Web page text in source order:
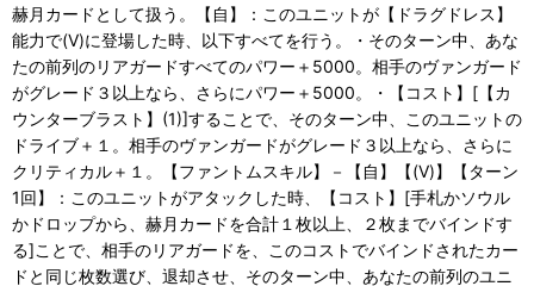
赫月カードとして扱う。【自】：このユニットが【ドラグドレス】
能力で(V)に登場した時、以下すべてを行う。・そのターン中、あな
たの前列のリアガードすべてのパワー＋5000。相手のヴァンガード
がグレード３以上なら、さらにパワー＋5000。・【コスト】[【カ
ウンターブラスト】(1)]することで、そのターン中、このユニットの
ドライブ＋１。相手のヴァンガードがグレード３以上なら、さらに
クリティカル＋１。【ファントムスキル】－【自】【(V)】【ターン
1回】：このユニットがアタックした時、【コスト】[手札かソウル
かドロップから、赫月カードを合計１枚以上、２枚までバインドす
る]ことで、相手のリアガードを、このコストでバインドされたカー
ドと同じ枚数選び、退却させ、そのターン中、あなたの前列のユニ